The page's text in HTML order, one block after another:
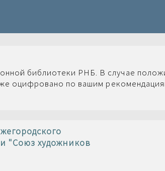
библиотеки РНБ. В случае
оцифровано по вашим
"Союз художников